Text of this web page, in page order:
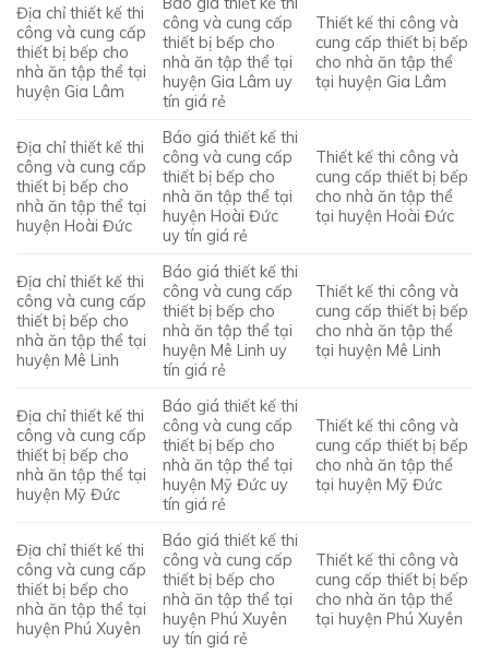
Địa chỉ thiết kế thi
công và cung cấp
thiết bị bếp cho
nhà ăn tập thể tại
huyện Gia Lâm
công và cung cấp
thiết bị bếp cho
nhà ăn tập thể tại
huyện Gia Lâm uy
tín giá rẻ
Thiết kế thi công và
cung cấp thiết bị bếp
cho nhà ăn tập thể
tại huyện Gia Lâm
Địa chỉ thiết kế thi
công và cung cấp
thiết bị bếp cho
nhà ăn tập thể tại
huyện Hoài Đức
Báo giá thiết kế thi
công và cung cấp
thiết bị bếp cho
nhà ăn tập thể tại
huyện Hoài Đức
uy tín giá rẻ
Thiết kế thi công và
cung cấp thiết bị bếp
cho nhà ăn tập thể
tại huyện Hoài Đức
Địa chỉ thiết kế thi
công và cung cấp
thiết bị bếp cho
nhà ăn tập thể tại
huyện Mê Linh
Báo giá thiết kế thi
công và cung cấp
thiết bị bếp cho
nhà ăn tập thể tại
huyện Mê Linh uy
tín giá rẻ
Thiết kế thi công và
cung cấp thiết bị bếp
cho nhà ăn tập thể
tại huyện Mê Linh
Địa chỉ thiết kế thi
công và cung cấp
thiết bị bếp cho
nhà ăn tập thể tại
huyện Mỹ Đức
Báo giá thiết kế thi
công và cung cấp
thiết bị bếp cho
nhà ăn tập thể tại
huyện Mỹ Đức uy
tín giá rẻ
Thiết kế thi công và
cung cấp thiết bị bếp
cho nhà ăn tập thể
tại huyện Mỹ Đức
Địa chỉ thiết kế thi
công và cung cấp
thiết bị bếp cho
nhà ăn tập thể tại
huyện Phú Xuyên
Báo giá thiết kế thi
công và cung cấp
thiết bị bếp cho
nhà ăn tập thể tại
huyện Phú Xuyên
uy tín giá rẻ
Thiết kế thi công và
cung cấp thiết bị bếp
cho nhà ăn tập thể
tại huyện Phú Xuyên